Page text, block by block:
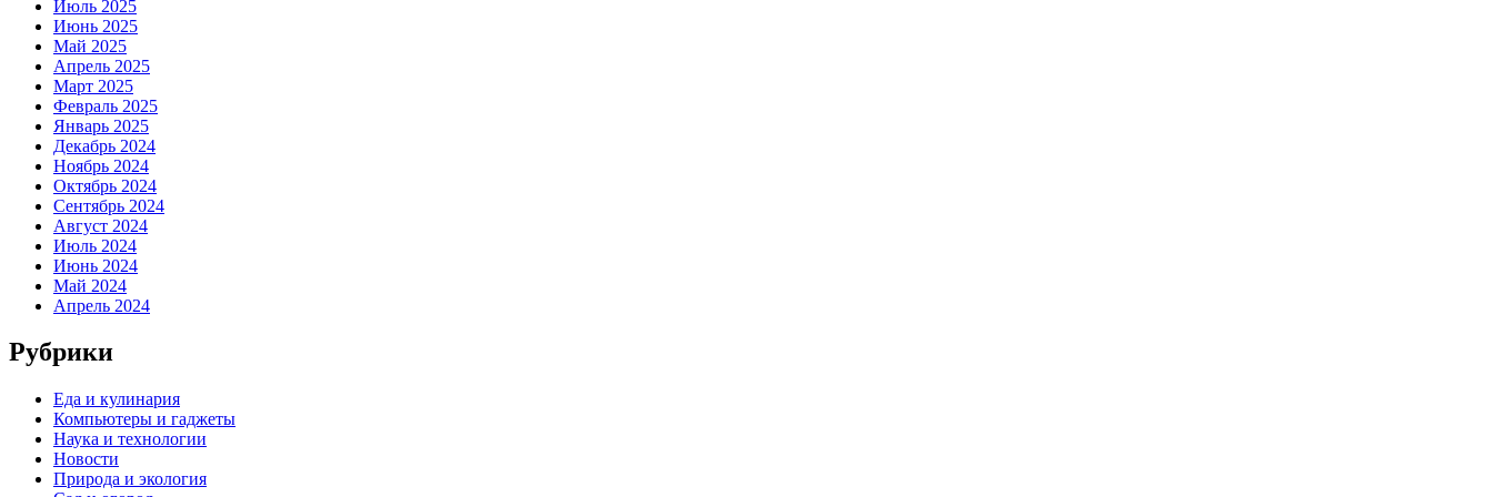
Июль 2025
Июнь 2025
Май 2025
Апрель 2025
Март 2025
Февраль 2025
Январь 2025
Декабрь 2024
Ноябрь 2024
Октябрь 2024
Сентябрь 2024
Август 2024
Июль 2024
Июнь 2024
Май 2024
Апрель 2024
Рубрики
Еда и кулинария
Компьютеры и гаджеты
Наука и технологии
Новости
Природа и экология